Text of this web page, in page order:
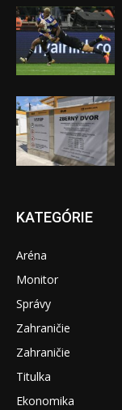
KATEGÓRIE
Aréna
Monitor
Správy
Zahraničie
Zahraničie
Titulka
Ekonomika